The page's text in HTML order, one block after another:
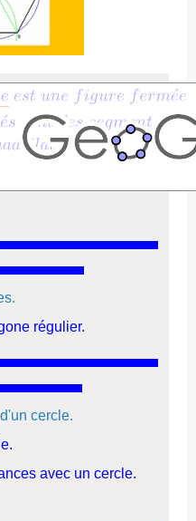
régulier.
cercle.
avec un cercle.